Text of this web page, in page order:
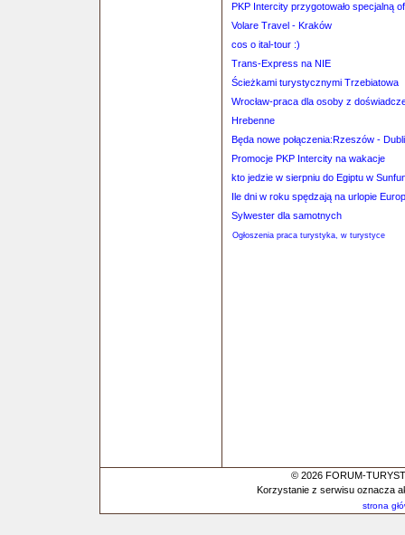
PKP Intercity przygotowało specjalną
Volare Travel - Kraków
cos o ital-tour :)
Trans-Express na NIE
Ścieżkami turystycznymi Trzebiatowa
Wrocław-praca dla osoby z
Hrebenne
Będa nowe połączenia:Rzeszów -
Promocje PKP Intercity na wakacje
kto jedzie w sierpniu do Egiptu w
Ile dni w roku spędzają na urlopie
Sylwester dla samotnych
Ogłoszenia praca turystyka, w turystyce
© 2026 FORUM-
Korzystanie z serwisu oznacza
strona